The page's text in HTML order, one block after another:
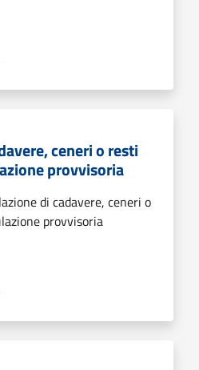
ceneri o resti
provvisoria
di cadavere, ceneri o
provvisoria